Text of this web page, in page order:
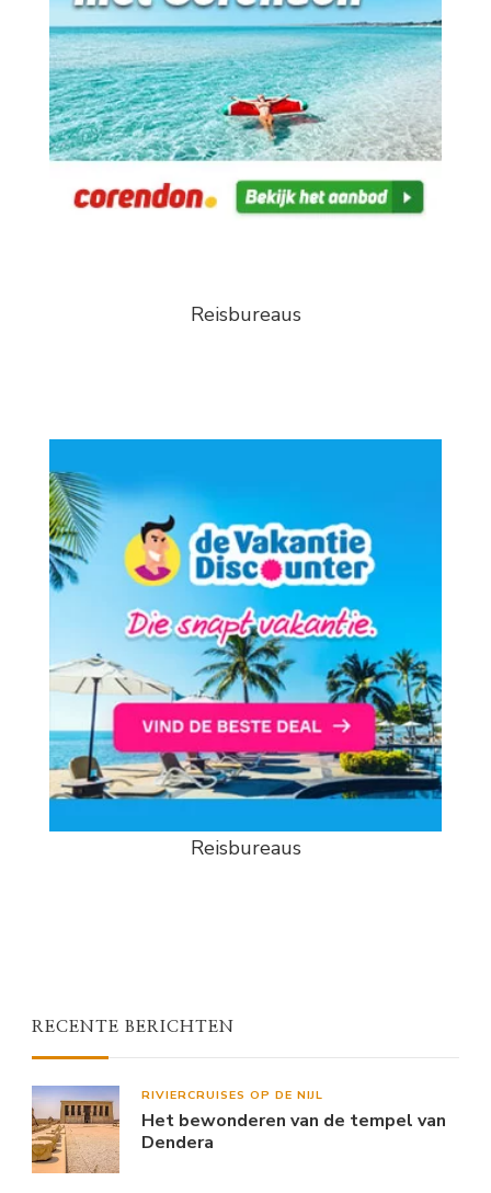
Reisbureaus
Reisbureaus
RECENTE BERICHTEN
RIVIERCRUISES OP DE NIJL
Het bewonderen van de tempel van
Dendera